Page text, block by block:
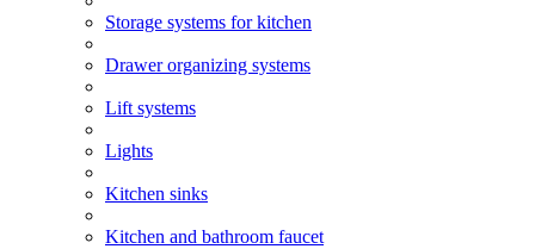
Storage systems for kitchen
Drawer organizing systems
Lift systems
Lights
Kitchen sinks
Kitchen and bathroom faucet